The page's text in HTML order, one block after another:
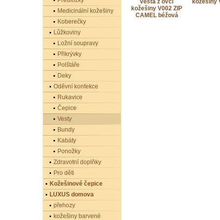
vesta z ovčí
kožešiny V002 ZIP
CAMEL béžová
kožešiny
Medicinální kožešiny
Koberečky
Lůžkoviny
Ložní soupravy
Přikrývky
Polštáře
Deky
Oděvní konfekce
Rukavice
Čepice
Vesty
Bundy
Kabáty
Ponožky
Zdravotní doplňky
Pro děti
Kožešinové čepice
LUXUS domova
přehozy
kožešiny barvené